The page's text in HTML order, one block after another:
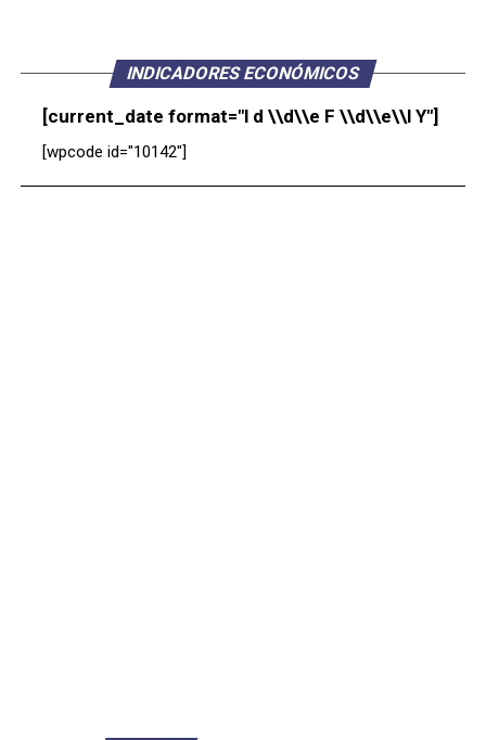
INDICADORES ECONÓMICOS
[current_date format="l d \\d\\e F \\d\\e\\l Y"]
[wpcode id="10142"]